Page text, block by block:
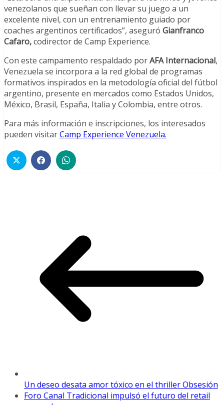
venezolanos que sueñan con llevar su juego a un
excelente nivel, con un entrenamiento guiado por
coaches argentinos certificados”, aseguró Gianfranco
Cafaro,codirector de Camp Experience.
Con este campamento respaldado porAFA Internacional,
Venezuela se incorpora a la red global de programas
formativos inspirados en la metodología oficial del fútbol
argentino, presente en mercados como Estados Unidos,
México, Brasil, España, Italia y Colombia, entre otros.
Para más información e inscripciones, los interesados
pueden visitarCamp Experience Venezuela.
Un deseo desata amor tóxico en el thriller Obsesión
Foro Canal Tradicional impulsó el futuro del retail